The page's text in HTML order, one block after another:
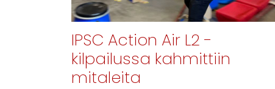
IPSC Action Air L2 -
kilpailussa kahmittiin
mitaleita